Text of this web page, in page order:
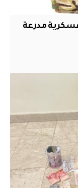
مدرعة